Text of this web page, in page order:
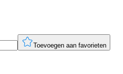
Toevoegen aan favorieten